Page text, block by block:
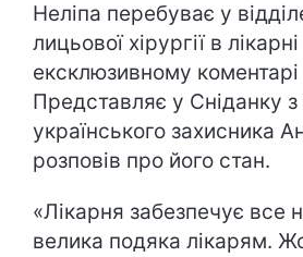
Неліпа перебуває у
лицьової хірургії в
ексклюзивному
Представляє у Сніданку з
українського захисника
розповів про його стан.
«Лікарня забезпечує все
велика подяка лікарям.